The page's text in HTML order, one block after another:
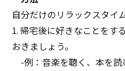
自分だけのリラックスタイ
1. 帰宅後に好きなことをす
おきましょう。
-例：音楽を聴く、本を読